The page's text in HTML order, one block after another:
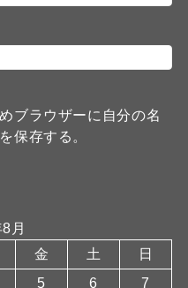
ブラウザーに自分の名
保存する。
月
金 土
日
5 6
7